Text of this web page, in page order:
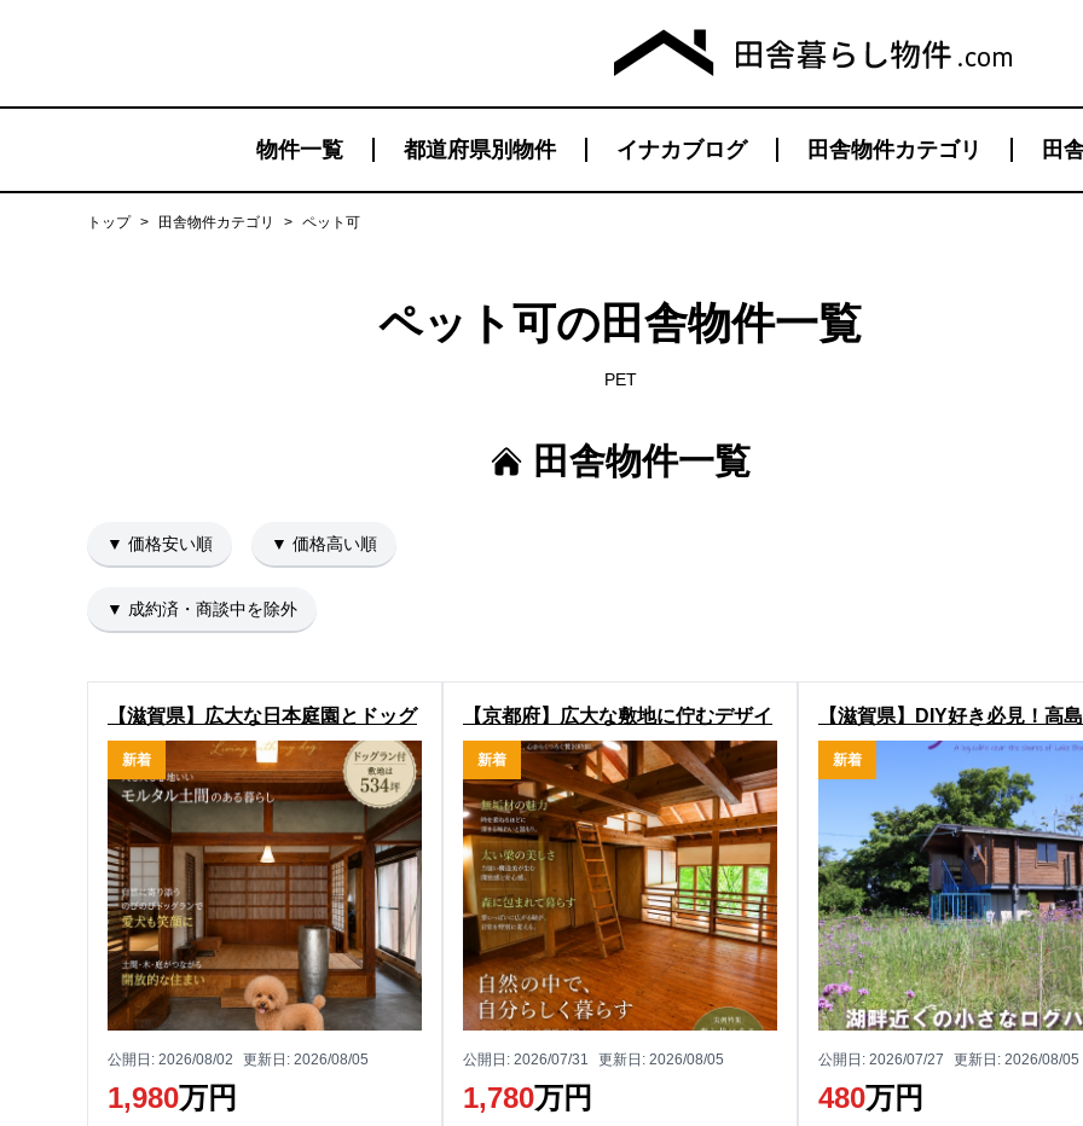
物件一覧 都道府県別物件 イナカブログ 田舎物件カテゴリ 田
トップ > 田舎物件カテゴリ > ペット可
ペット可の田舎物件一覧
PET
田舎物件一覧
▼ 価格安い順 ▼ 価格高い順
▼ 成約済・商談中を除外
【滋賀県】広大な日本庭園とドッグ
ラン付き！米原市大野木の中古戸建
物件
新着
公開日: 2026/08/02 更新日: 2026/08/05
1,980万円
【京都府】広大な敷地に佇むデザイ
ナーズハウス！相楽郡南山城村田山
の中古別荘物件
新着
公開日: 2026/07/31 更新日: 2026/08/05
1,780万円
【滋賀県】DIY好き必見！高
旭町の中古別荘物件
新着
公開日: 2026/07/27 更新日: 2026/08/05
480万円